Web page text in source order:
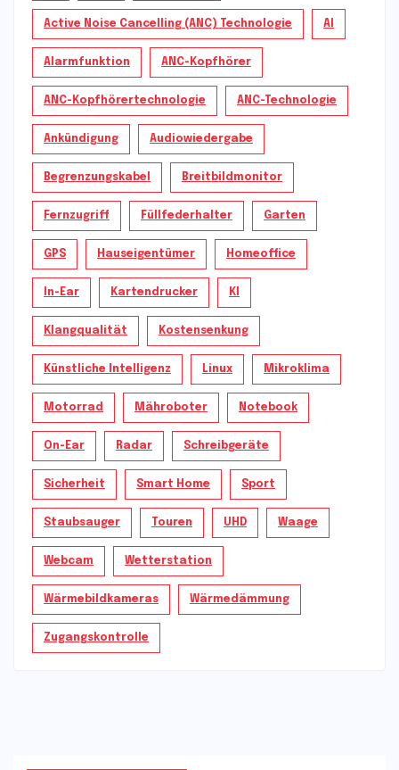
Active Noise Cancelling (ANC) Technologie AI
Alarmfunktion ANC-Kopfhörer
ANC-Kopfhörertechnologie ANC-Technologie
Ankündigung Audiowiedergabe
Begrenzungskabel Breitbildmonitor
Fernzugriff Füllfederhalter Garten
GPS Hauseigentümer Homeoffice
In-Ear Kartendrucker KI
Klangqualität Kostensenkung
Künstliche Intelligenz Linux Mikroklima
Motorrad Mähroboter Notebook
On-Ear Radar Schreibgeräte
Sicherheit Smart Home Sport
Staubsauger Touren UHD Waage
Webcam Wetterstation
Wärmebildkameras Wärmedämmung
Zugangskontrolle